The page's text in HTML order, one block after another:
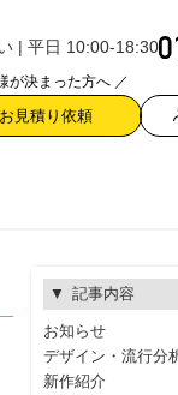
| 平日 10:00-18:30
が決まった方へ ／
お見積り依頼
記事内容
お知らせ
デザイン・流行分
新作紹介